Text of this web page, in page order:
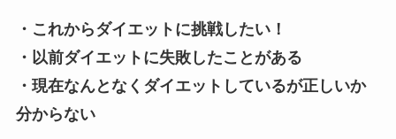
・これからダイエットに挑戦したい！
・以前ダイエットに失敗したことがある
・現在なんとなくダイエットしているが正しいか
分からない